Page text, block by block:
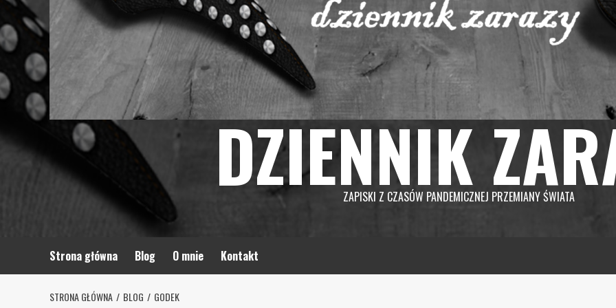
DZIENNIK
ZAPISKI Z CZASÓW PANDEMICZNEJ PRZEMIANY ŚWIATA
Strona główna Blog O mnie Kontakt
STRONA GŁÓWNA BLOG GODEK